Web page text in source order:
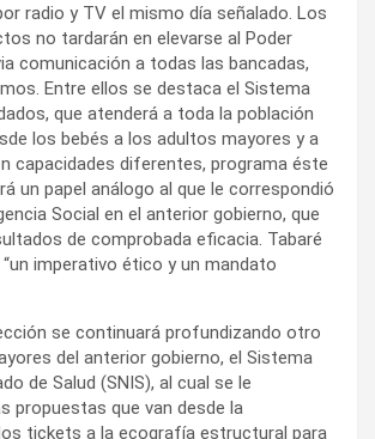
radio y TV el mismo día señalado. Los
no tardarán en elevarse al Poder
comunicación a todas las bancadas,
Entre ellos se destaca el Sistema
que atenderá a toda la población
los bebés a los adultos mayores y a
capacidades diferentes, programa éste
un papel análogo al que le correspondió
Social en el anterior gobierno, que
de comprobada eficacia. Tabaré
imperativo ético y un mandato
se continuará profundizando otro
del anterior gobierno, el Sistema
de Salud (SNIS), al cual se le
propuestas que van desde la
tickets a la ecografía estructural para